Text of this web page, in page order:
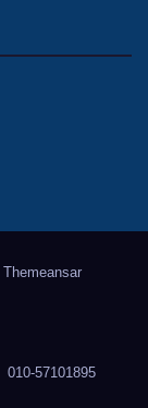
Themeansar
010-57101895